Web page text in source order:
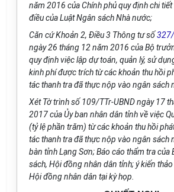
năm 2016 của Chính phủ quy định chi
điều của Luật Ngân sách Nhà nước;
Căn cứ Khoản 2, Điều 3 Thông tư số
ngày 26 tháng 12 năm 2016 của Bộ
quy định việc lập dự toán, quản lý, sử
kinh phí được trích từ các khoản thu hồi
tác thanh tra đã thực nộp vào ngân sách
Xét Tờ trình số 109/TTr-UBND ngày 17
2017 của Ủy ban nhân dân tỉnh về việc
(tỷ lệ phần trăm) từ các khoản thu hồi
tác thanh tra đã thực nộp vào ngân sách
bàn tỉnh Lạng Sơn; Báo cáo thẩm tra của
sách, Hội đồng nhân dân tỉnh; ý kiến
Hội đồng nhân dân tại kỳ họp.